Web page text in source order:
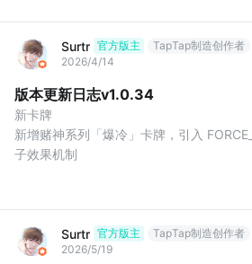
间大厅。房间大厅有 5 个房间可以选择，
房间状态一目了然：
空闲 — 可以直接进入
等待中 — 有人在等对手，加入即可开打
游戏中 — 正在对
Surtr 官方版主
TapTap制造创作者
2026/4/14
版本更新日志v1.0.34
新卡牌
新增赌神系列「爆冷」卡牌，引入
子效果机制
新增千变万花系列「凋零」卡牌，新增藏
新增牌库引导
牌库引导优化
修复牌库引导在 WASM 环境下的崩溃问题
Surtr 官方版主
TapTap制造创作者
2026/5/19